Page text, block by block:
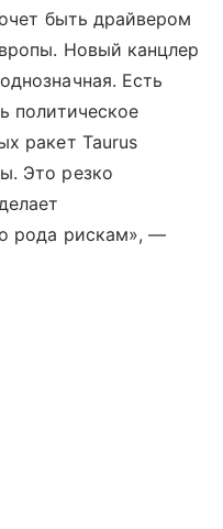
быть драйвером
Новый канцлер
Есть
политическое
ракет Taurus
Это резко
рода рискам», —